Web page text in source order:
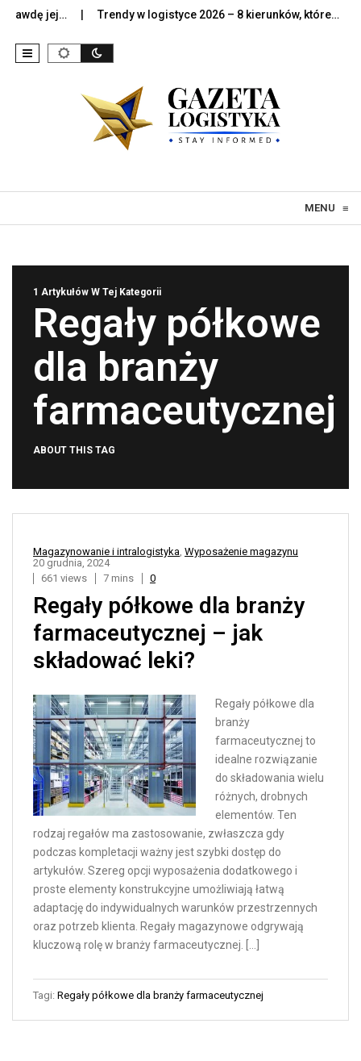
jej… Trendy w logistyce 2026 – 8 kierunków, które…
MENU ≡
1 Artykułów W Tej Kategorii
Regały półkowe
dla branży
farmaceutycznej
ABOUT THIS TAG
Magazynowanie i intralogistyka, Wyposażenie magazynu
20 grudnia, 2024
661 views
7 mins 0
Regały półkowe dla branży
farmaceutycznej – jak
składować leki?
Regały półkowe dla
branży
farmaceutycznej to
idealne rozwiązanie
do składowania wielu
różnych, drobnych
elementów. Ten
rodzaj regałów ma zastosowanie, zwłaszcza gdy
podczas kompletacji ważny jest szybki dostęp do
artykułów. Szereg opcji wyposażenia dodatkowego i
proste elementy konstrukcyjne umożliwiają łatwą
adaptację do indywidualnych warunków przestrzennych
oraz potrzeb klienta. Regały magazynowe odgrywają
kluczową rolę w branży farmaceutycznej. […]
Tagi: Regały półkowe dla branży farmaceutycznej